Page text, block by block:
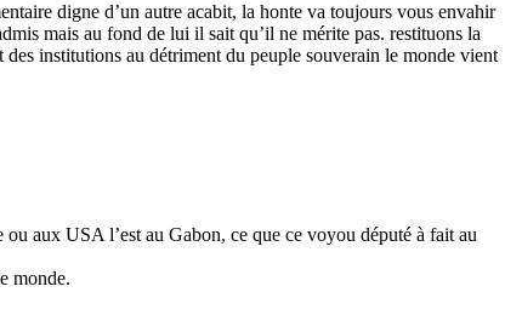
digne d’un autre acabit, la honte va toujours vous envahir
mais au fond de lui il sait qu’il ne mérite pas. restituons la
institutions au détriment du peuple souverain le monde vient
aux USA l’est au Gabon, ce que ce voyou député à fait au
monde.